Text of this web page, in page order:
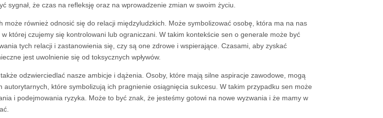
sygnał, że czas na refleksję oraz na wprowadzenie zmian w swoim życiu.
może również odnosić się do relacji międzyludzkich. Może symbolizować osobę, która ma na nas
w której czujemy się kontrolowani lub ograniczani. W takim kontekście sen o generale może być
tych relacji i zastanowienia się, czy są one zdrowe i wspierające. Czasami, aby zyskać
jest uwolnienie się od toksycznych wpływów.
odzwierciedlać nasze ambicje i dążenia. Osoby, które mają silne aspiracje zawodowe, mogą
autorytarnych, które symbolizują ich pragnienie osiągnięcia sukcesu. W takim przypadku sen może
i podejmowania ryzyka. Może to być znak, że jesteśmy gotowi na nowe wyzwania i że mamy w